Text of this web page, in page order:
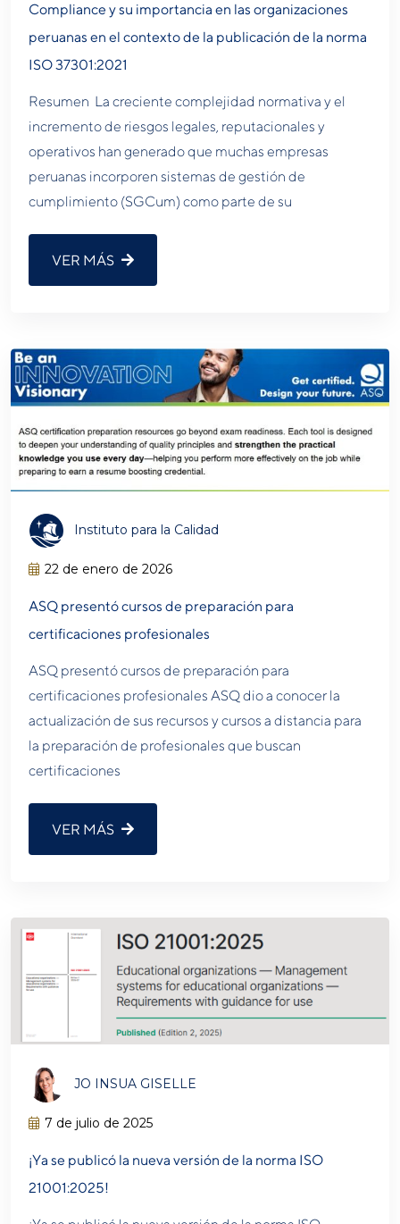
Compliance y su importancia en las organizaciones
peruanas en el contexto de la publicación de la norma
ISO 37301:2021
Resumen La creciente complejidad normativa y el
incremento de riesgos legales, reputacionales y
operativos han generado que muchas empresas
peruanas incorporen sistemas de gestión de
cumplimiento (SGCum) como parte de su
VER MÁS
Instituto para la Calidad
22 de enero de 2026
ASQ presentó cursos de preparación para
certificaciones profesionales
ASQ presentó cursos de preparación para
certificaciones profesionales ASQ dio a conocer la
actualización de sus recursos y cursos a distancia para
la preparación de profesionales que buscan
certificaciones
VER MÁS
JO INSUA GISELLE
7 de julio de 2025
¡Ya se publicó la nueva versión de la norma ISO
21001:2025!